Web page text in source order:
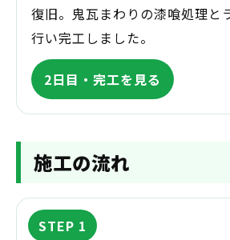
復旧。鬼瓦まわりの漆喰処理と
行い完工しました。
2日目・完工を見る
施工の流れ
STEP 1